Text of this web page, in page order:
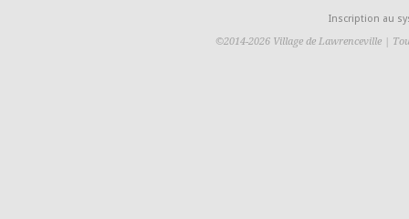
Inscription au
©2014-2026 Village de Lawrenceville |